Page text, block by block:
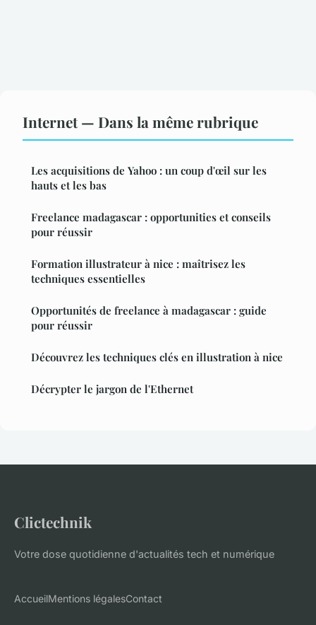
Internet — Dans la même rubrique
Les acquisitions de Yahoo : un coup d'œil sur les
hauts et les bas
Freelance madagascar : opportunities et conseils
pour réussir
Formation illustrateur à nice : maîtrisez les
techniques essentielles
Opportunités de freelance à madagascar : guide
pour réussir
Découvrez les techniques clés en illustration à nice
Décrypter le jargon de l'Ethernet
Clictechnik
Votre dose quotidienne d'actualités tech et numérique
AccueilMentions légalesContact